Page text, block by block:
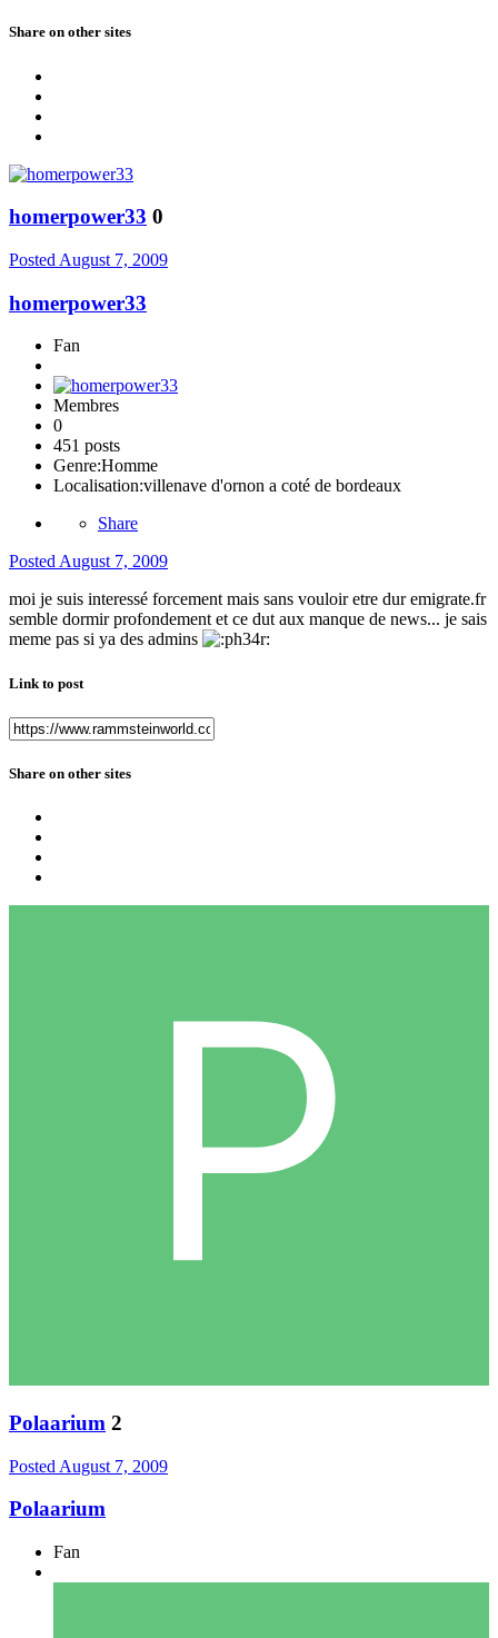
Share on other sites
homerpower33 0
Posted August 7, 2009
homerpower33
Fan
Membres
0
451 posts
Genre:Homme
Localisation:villenave d'ornon a coté de bordeaux
Share
PostedAugust 7, 2009
moi je suis interessé forcement mais sans vouloir etre dur emigrate.fr
semble dormir profondement et ce dut aux manque de news... je sais
meme pas si ya des admins
Link to post
Share on other sites
Polaarium 2
Posted August 7, 2009
Polaarium
Fan